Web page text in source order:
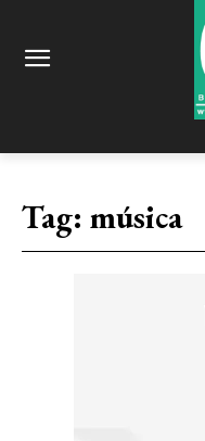
Tag: música